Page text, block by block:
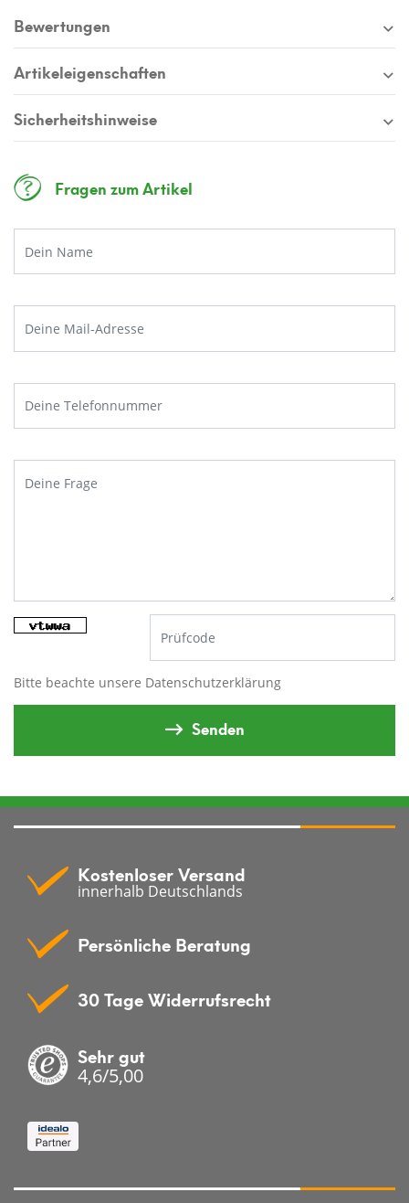
Bewertungen
Artikeleigenschaften
Sicherheitshinweise
Fragen zum Artikel
Bitte beachte unsere Datenschutzerklärung
Senden
Kostenloser Versand
innerhalb Deutschlands
Persönliche Beratung
30 Tage Widerrufsrecht
Sehr gut
4,6/5,00